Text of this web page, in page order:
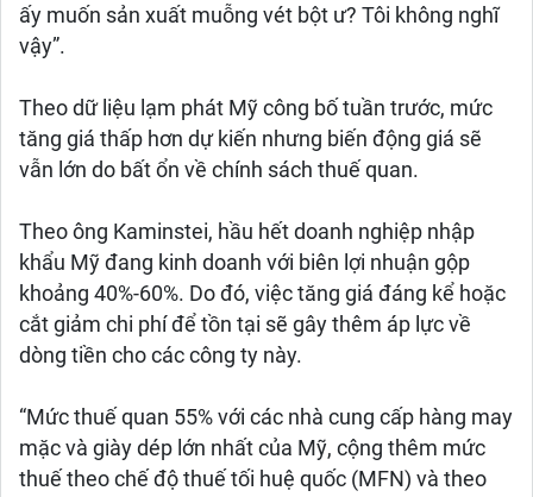
ấy muốn sản xuất muỗng vét bột ư? Tôi không nghĩ
vậy”.
Theo dữ liệu lạm phát Mỹ công bố tuần trước, mức
tăng giá thấp hơn dự kiến nhưng biến động giá sẽ
vẫn lớn do bất ổn về chính sách thuế quan.
Theo ông Kaminstei, hầu hết doanh nghiệp nhập
khẩu Mỹ đang kinh doanh với biên lợi nhuận gộp
khoảng 40%-60%. Do đó, việc tăng giá đáng kể hoặc
cắt giảm chi phí để tồn tại sẽ gây thêm áp lực về
dòng tiền cho các công ty này.
“Mức thuế quan 55% với các nhà cung cấp hàng may
mặc và giày dép lớn nhất của Mỹ, cộng thêm mức
thuế theo chế độ thuế tối huệ quốc (MFN) và theo